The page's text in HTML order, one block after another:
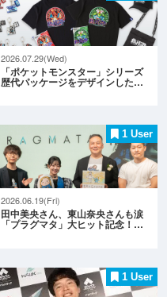
2026.07.29(Wed)
「ポケットモンスター」シリーズ
歴代パッケージをデザインした…
1 User
2026.06.19(Fri)
田中美央さん、東山奈央さんも涙
「プラグマタ」大ヒット記念！…
1 User